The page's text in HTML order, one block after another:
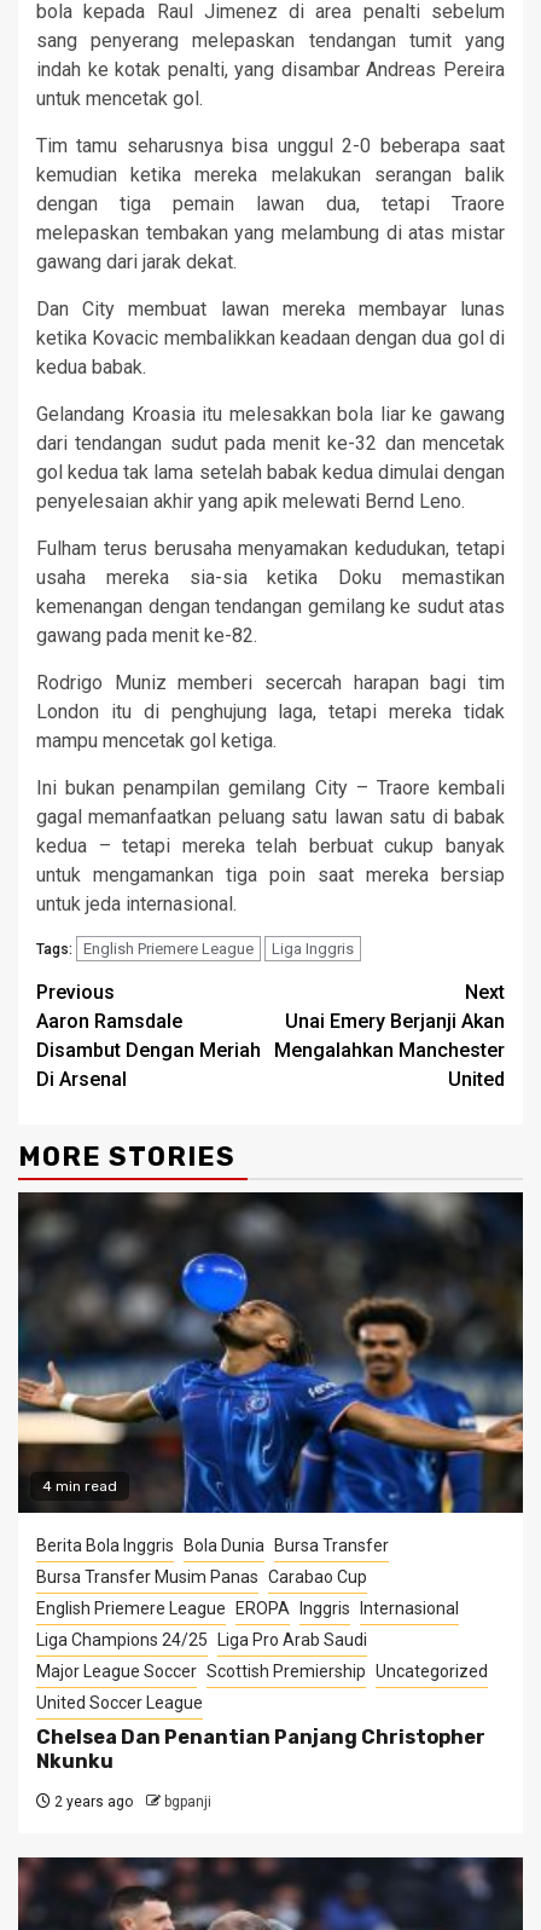
bola kepada Raul Jimenez di area penalti sebelum
sang penyerang melepaskan tendangan tumit yang
indah ke kotak penalti, yang disambar Andreas Pereira
untuk mencetak gol.
Tim tamu seharusnya bisa unggul 2-0 beberapa saat
kemudian ketika mereka melakukan serangan balik
dengan tiga pemain lawan dua, tetapi Traore
melepaskan tembakan yang melambung di atas mistar
gawang dari jarak dekat.
Dan City membuat lawan mereka membayar lunas
ketika Kovacic membalikkan keadaan dengan dua gol di
kedua babak.
Gelandang Kroasia itu melesakkan bola liar ke gawang
dari tendangan sudut pada menit ke-32 dan mencetak
gol kedua tak lama setelah babak kedua dimulai dengan
penyelesaian akhir yang apik melewati Bernd Leno.
Fulham terus berusaha menyamakan kedudukan, tetapi
usaha mereka sia-sia ketika Doku memastikan
kemenangan dengan tendangan gemilang ke sudut atas
gawang pada menit ke-82.
Rodrigo Muniz memberi secercah harapan bagi tim
London itu di penghujung laga, tetapi mereka tidak
mampu mencetak gol ketiga.
Ini bukan penampilan gemilang City – Traore kembali
gagal memanfaatkan peluang satu lawan satu di babak
kedua – tetapi mereka telah berbuat cukup banyak
untuk mengamankan tiga poin saat mereka bersiap
untuk jeda internasional.
Tags: English Priemere League Liga Inggris
Continue
Reading
Previous
Aaron Ramsdale
Disambut Dengan Meriah
Di Arsenal
Next
Unai Emery Berjanji Akan
Mengalahkan Manchester
United
MORE STORIES
4 min read
Berita Bola Inggris Bola Dunia
Bursa Transfer
Bursa Transfer Musim Panas Carabao Cup
English Priemere League
EROPA Inggris
Internasional
Liga Champions 24/25
Liga Pro Arab Saudi
Major League Soccer Scottish Premiership Uncategorized
United Soccer League
Chelsea Dan Penantian Panjang Christopher
Nkunku
2 years ago bgpanji